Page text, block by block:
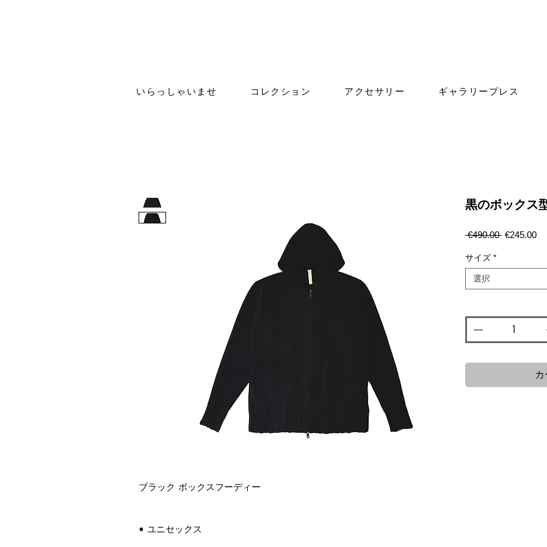
いらっしゃいませ コレクション アクセサリー ギャラリープレス
ブラック ボックスフーディー
• ユニセックス
黒のボックス
€490.00 通
格
€245.00セ
価
サイズ *
選択